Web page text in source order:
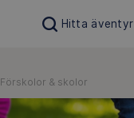
Hitta äventyr
Förskolor & skolor